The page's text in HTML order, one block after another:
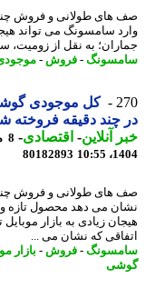
طولانی و فروش چند
سامسونگ می تواند هیجان
به نقل از زومیت،
-فروش -موجودی-
کل موجودی گوشی
چند دقیقه فروخته شد
آنلاین-اقتصادی-
80182893
طولانی و فروش چند
می دهد محصول تازه وارد
زیادی به بازار موبایل
که نشان می ...
-فروش -بازار موبایل